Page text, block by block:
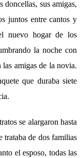
doncellas, sus amigas,
juntos entre cantos y
nuevo hogar de los
la noche con
las amigas de la novia.
que duraba siete
se alargaron hasta
trataba de dos familias
el esposo, todas las